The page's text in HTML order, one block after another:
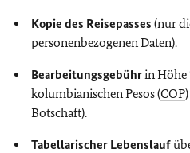
Kopie des Reisepasses (nur
personenbezogenen Daten).
Bearbeitungsgebührin Höhe
kolumbianischen Pesos (COP
Botschaft).
Tabellarischer Lebenslauf